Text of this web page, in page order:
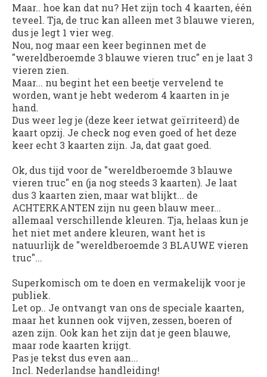
Maar.. hoe kan dat nu? Het zijn toch 4 kaarten, één
teveel. Tja, de truc kan alleen met 3 blauwe vieren,
dus je legt 1 vier weg.
Nou, nog maar een keer beginnen met de
"wereldberoemde 3 blauwe vieren truc" en je laat 3
vieren zien.
Maar... nu begint het een beetje vervelend te
worden, want je hebt wederom 4 kaarten in je
hand.
Dus weer leg je (deze keer ietwat geïrriteerd) de
kaart opzij. Je check nog even goed of het deze
keer echt 3 kaarten zijn. Ja, dat gaat goed.
Ok, dus tijd voor de "wereldberoemde 3 blauwe
vieren truc" en (ja nog steeds 3 kaarten). Je laat
dus 3 kaarten zien, maar wat blijkt... de
ACHTERKANTEN zijn nu geen blauw meer...
allemaal verschillende kleuren. Tja, helaas kun je
het niet met andere kleuren, want het is
natuurlijk de "wereldberoemde 3 BLAUWE vieren
truc"...
Superkomisch om te doen en vermakelijk voor je
publiek.
Let op.. Je ontvangt van ons de speciale kaarten,
maar het kunnen ook vijven, zessen, boeren of
azen zijn. Ook kan het zijn dat je geen blauwe,
maar rode kaarten krijgt.
Pas je tekst dus even aan...
Incl. Nederlandse handleiding!